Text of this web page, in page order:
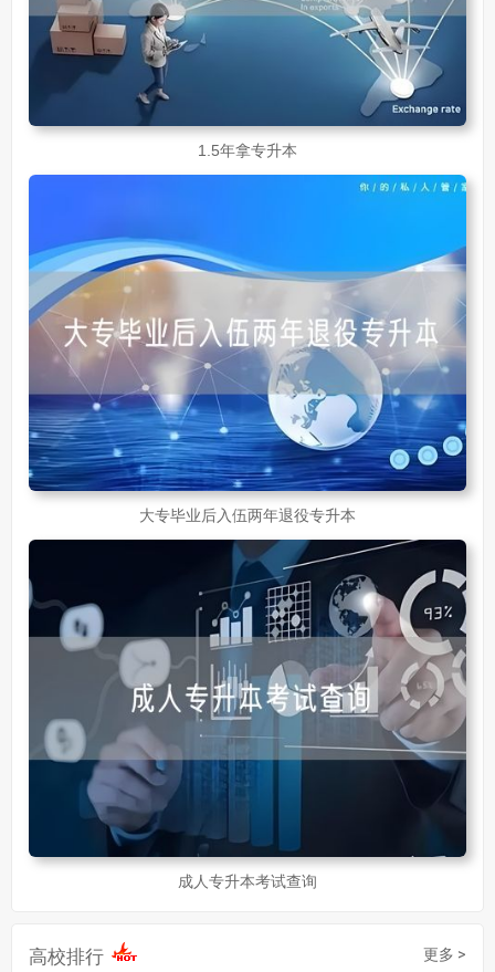
1.5年拿专升本
大专毕业后入伍两年退役专升本
成人专升本考试查询
高校排行 更多 >